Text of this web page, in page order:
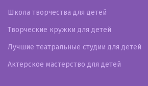
Школа творчества для детей
Творческие кружки для детей
Лучшие театральные студии для детей
Актерское мастерство для детей